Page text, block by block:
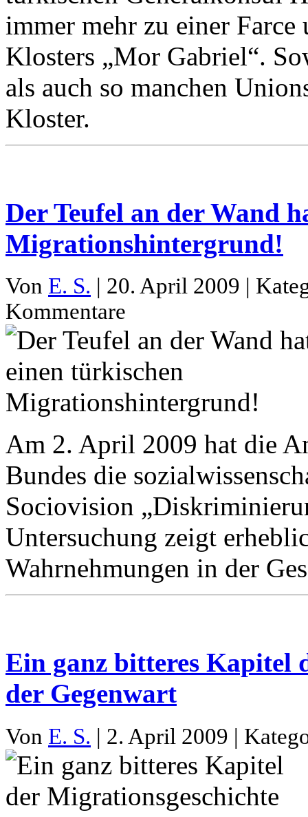
immer mehr zu einer
Klosters „Mor Gabriel“.
als auch so manchen
Kloster.
Der Teufel an der Wand
Migrationshintergrund!
Von E. S. | 20. April 2009 |
Kommentare
Am 2. April 2009 hat die
Bundes die
Sociovision
Untersuchung zeigt
Wahrnehmungen in der
Ein ganz bitteres Kapitel
der Gegenwart
Von E. S. | 2. April 2009 |